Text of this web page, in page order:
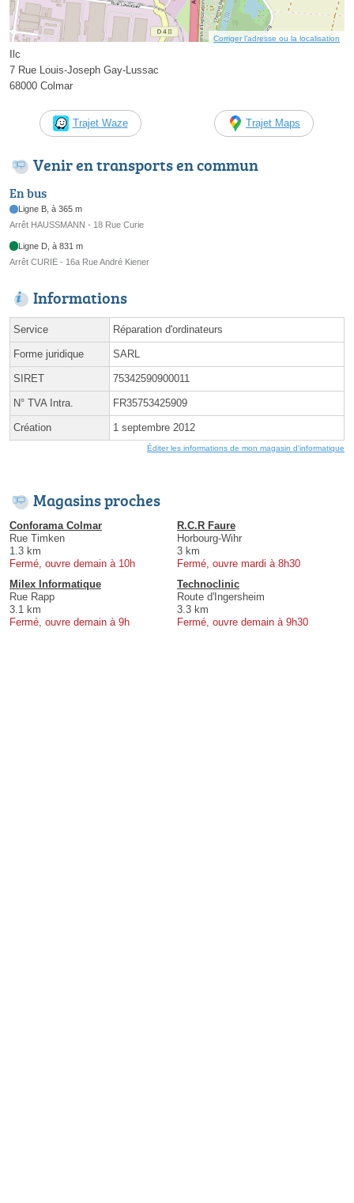
Corriger l’adresse ou la localisation
Ilc
7 Rue Louis-Joseph Gay-Lussac
68000 Colmar
Trajet Waze Trajet Maps
Venir en transports en commun
En bus
Ligne B, à 365 m
Arrêt HAUSSMANN - 18 Rue Curie
Ligne D, à 831 m
Arrêt CURIE - 16a Rue André Kiener
Informations
Service Réparation d'ordinateurs
Forme juridique SARL
SIRET 75342590900011
N° TVA Intra. FR35753425909
Création 1 septembre 2012
Éditer les informations de mon magasin d'informatique
Magasins proches
Conforama Colmar
Rue Timken
1.3 km
Fermé, ouvre demain à 10h
R.C.R Faure
Horbourg-Wihr
3 km
Fermé, ouvre mardi à 8h30
Milex Informatique
Rue Rapp
3.1 km
Fermé, ouvre demain à 9h
Technoclinic
Route d'Ingersheim
3.3 km
Fermé, ouvre demain à 9h30